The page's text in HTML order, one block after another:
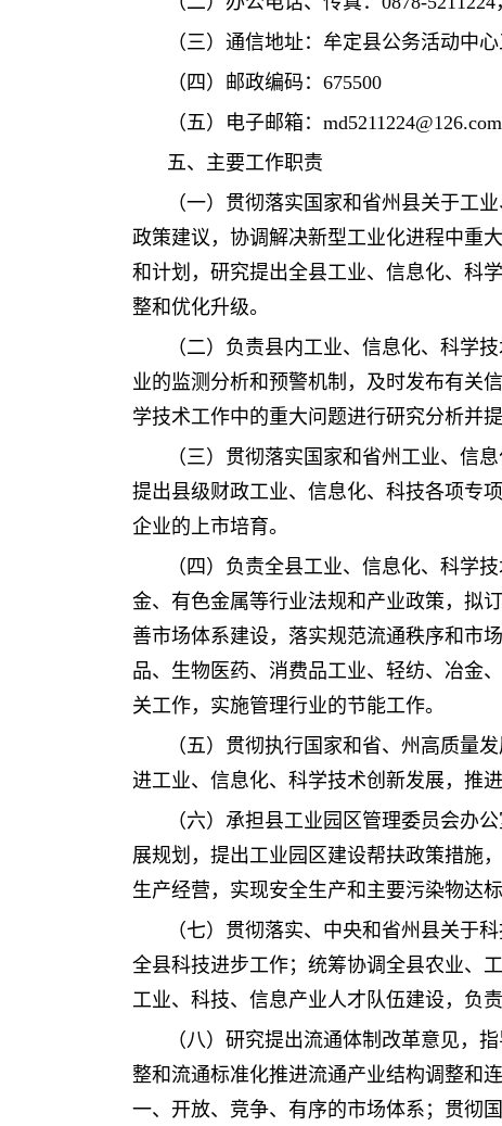
（三）通信地址：牟定县公务活动中
（四）邮政编码：675500
（五）电子邮箱：md5211224@126.com
五、主要工作职责
（一）贯彻落实国家和省州县关于工
政策建议，协调解决新型工业化进程中重
和计划，研究提出全县工业、信息化、科
整和优化升级。
（二）负责县内工业、信息化、科学
业的监测分析和预警机制，及时发布有关
学技术工作中的重大问题进行研究分析并
（三）贯彻落实国家和省州工业、信
提出县级财政工业、信息化、科技各项专
企业的上市培育。
（四）负责全县工业、信息化、科学
金、有色金属等行业法规和产业政策，拟
善市场体系建设，落实规范流通秩序和市
品、生物医药、消费品工业、轻纺、冶金
关工作，实施管理行业的节能工作。
（五）贯彻执行国家和省、州高质量
进工业、信息化、科学技术创新发展，推
（六）承担县工业园区管理委员会办
展规划，提出工业园区建设帮扶政策措施
生产经营，实现安全生产和主要污染物达
（七）贯彻落实、中央和省州县关于
全县科技进步工作；统筹协调全县农业、
工业、科技、信息产业人才队伍建设，负
（八）研究提出流通体制改革意见，
整和流通标准化推进流通产业结构调整和
一、开放、竞争、有序的市场体系；贯彻